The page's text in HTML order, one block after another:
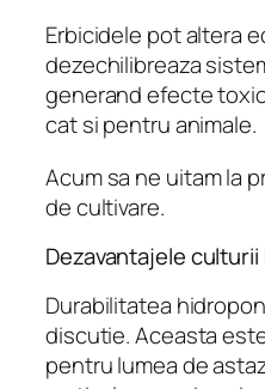
Erbicidele pot altera
dezechilibreaza
generand efecte
cat si pentru animale.
Acum sa ne uitam la
de cultivare.
Dezavantajele
Durabilitatea
discutie. Aceasta
pentru lumea de